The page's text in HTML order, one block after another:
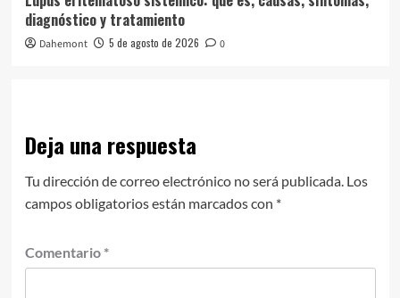
diagnóstico y tratamiento
Dahemont 5 de agosto de 2026 0
Deja una respuesta
Tu dirección de correo electrónico no será publicada. Los
campos obligatorios están marcados con *
Comentario *